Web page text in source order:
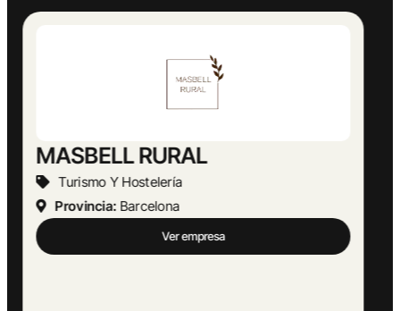
Abogado Ángel López
Actividades Jurídicas
Provincia:Málaga
Ver empresa